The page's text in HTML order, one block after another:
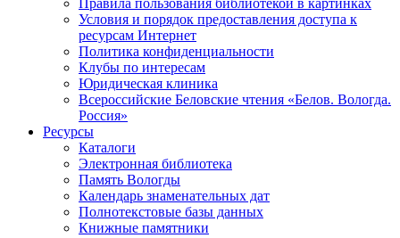
Правила пользования библиотекой в картинках
Условия и порядок предоставления доступа к
ресурсам Интернет
Политика конфиденциальности
Клубы по интересам
Юридическая клиника
Всероссийские Беловские чтения «Белов. Вологда.
Россия»
Ресурсы
Каталоги
Электронная библиотека
Память Вологды
Календарь знаменательных дат
Полнотекстовые базы данных
Книжные памятники